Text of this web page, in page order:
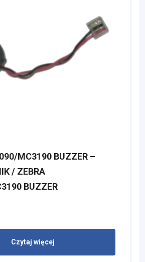
MC3190 BUZZER –
/ ZEBRA
BUZZER
Czytaj więcej